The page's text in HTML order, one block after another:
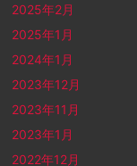
2025年2月
2025年1月
2024年1月
2023年12月
2023年11月
2023年1月
2022年12月